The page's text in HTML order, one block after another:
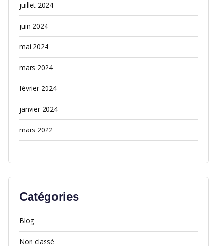
juillet 2024
juin 2024
mai 2024
mars 2024
février 2024
janvier 2024
mars 2022
Catégories
Blog
Non classé